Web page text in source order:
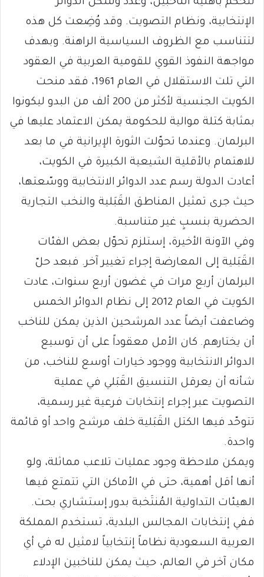
تتحكّم بأهلية الناخبين، وعدد وشكل الدوائر
الإنتخابية، ونظام التصويت. وقد وُضِعت كل هذه
لتتناسب مع الظروف السياسية الراهنة. وبهدف
مواجهة النفوذ القوي للقومية العربية في العقود
التي تلت الاستقلال في العام 1961، فقد منحت
الكويت الجنسية لأكثر من 200 ألف من البدو ليكونوا
بمثابة كتلة موالية للحكومة يمكن الاعتماد عليها في
البرلمان. وعندما تحوّلت الثورة الإيرانية في ما بعد
للاهتمام بالأقلية الشيعية الكبيرة في الكويت،
أعادت الدولة رسم عدد الدوائر الانتخابية ووسّعتها،
حيث جرى تمثيل المناطق القَبَلية والنخب التجارية
الحضرية بنسبٍ غير متناسبة.
وفي الآونة الأخيرة، إستلزم تحوّل بعض الفئات
القَبَلية إلى المعارضة إجراء تغيير آخر. فبعد حلّ
البرلمان أربع مرات في غضون أربع سنوات، عادت
الكويت في العام 2012 إلى نظام الدوائر الخمس
وضاعفت أيضاً عدد المرشحين الذين يمكن للناخب
أن يختارهم. كان الأمل معقوداً على أن توسيع
الدوائر الانتخابية ووجود خيارات أوسع للناخب، من
شأنه أن يعرقل التنسيق القَبَلي في عملية
التصويت عبر إجراء إنتخابات فرعية غير رسمية،
تتوحّد فيها الكتل القَبَلية خلف مرشح واحد أو قائمة
واحدة.
ويمكن ملاحظة وجود عمليات تلاعب مماثلة، ولو
أنها أقل أهمية، حتى في الأماكن التي تتمتع فيها
الهيئات التداولية المُنتَخبة بدور إستشاري بحت.
ففي إنتخابات المجالس البلدية، تستخدم المملكة
العربية السعودية نظاماً إنتخابياً لامثيل له في أي
مكان آخر في العالم، حيث يمكن للناخبين الإدلاء